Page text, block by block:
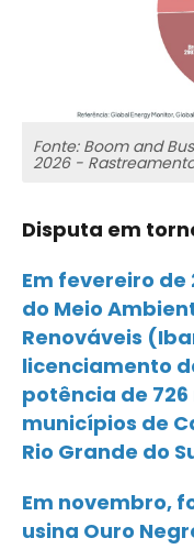
Fonte: Boom and
2026 -
Disputa em
Em fevereiro de
do Meio
Renováveis
licenciamento
potência de
municípios de
Rio Grande do
Em novembro,
usina Ouro